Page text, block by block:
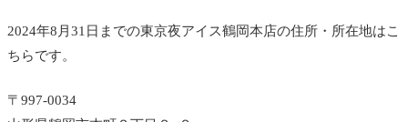
2024年8月31日までの東京夜アイス鶴岡本店の住所・所在地はこ
ちらです。
〒997-0034